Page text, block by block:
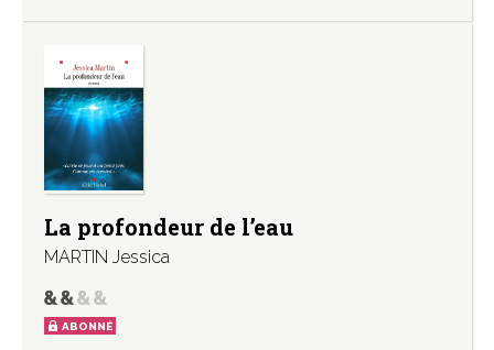
La profondeur de l’eau
MARTIN Jessica
ABONNÉ